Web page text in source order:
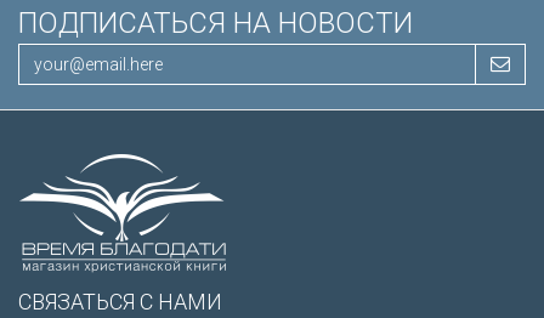
ПОДПИСАТЬСЯ НА НОВОСТИ
СВЯЗАТЬСЯ С НАМИ